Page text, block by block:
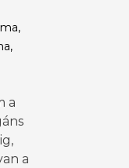
a
a